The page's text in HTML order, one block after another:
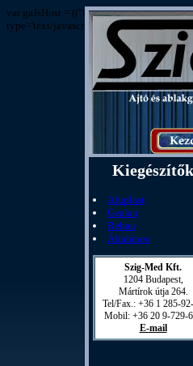
Kiegészítők
Aluplast
Gealan
Rehau
Általános
Szig-Med Kft.
1204 Budapest,
Mártírok útja 264.
Tel/Fax.: +36 1 285-
E-mail
var gaJsHost = (("https:" ==
type='text/javascript'%3E%3C/